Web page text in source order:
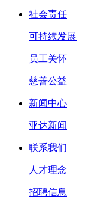
社会责任
可持续发展
员工关怀
慈善公益
新闻中心
亚达新闻
联系我们
人才理念
招聘信息